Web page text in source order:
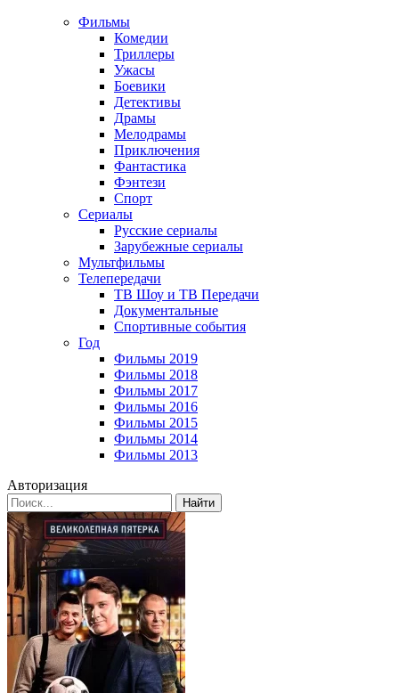
Фильмы
Комедии
Триллеры
Ужасы
Боевики
Детективы
Драмы
Мелодрамы
Приключения
Фантастика
Фэнтези
Спорт
Сериалы
Русские сериалы
Зарубежные сериалы
Мультфильмы
Телепередачи
ТВ Шоу и ТВ Передачи
Документальные
Спортивные события
Год
Фильмы 2019
Фильмы 2018
Фильмы 2017
Фильмы 2016
Фильмы 2015
Фильмы 2014
Фильмы 2013
Авторизация
Найти